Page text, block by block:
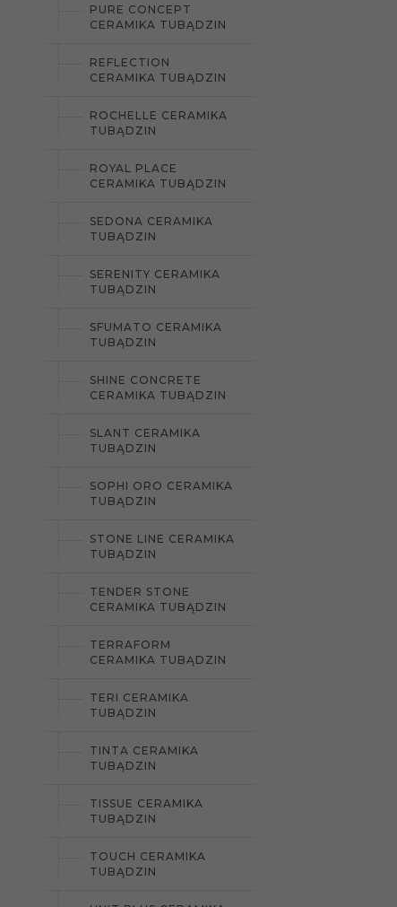
PURE CONCEPT
CERAMIKA TUBĄDZIN
REFLECTION
CERAMIKA TUBĄDZIN
ROCHELLE CERAMIKA
TUBĄDZIN
ROYAL PLACE
CERAMIKA TUBĄDZIN
SEDONA CERAMIKA
TUBĄDZIN
SERENITY CERAMIKA
TUBĄDZIN
SFUMATO CERAMIKA
TUBĄDZIN
SHINE CONCRETE
CERAMIKA TUBĄDZIN
SLANT CERAMIKA
TUBĄDZIN
SOPHI ORO CERAMIKA
TUBĄDZIN
STONE LINE CERAMIKA
TUBĄDZIN
TENDER STONE
CERAMIKA TUBĄDZIN
TERRAFORM
CERAMIKA TUBĄDZIN
TERI CERAMIKA
TUBĄDZIN
TINTA CERAMIKA
TUBĄDZIN
TISSUE CERAMIKA
TUBĄDZIN
TOUCH CERAMIKA
TUBĄDZIN